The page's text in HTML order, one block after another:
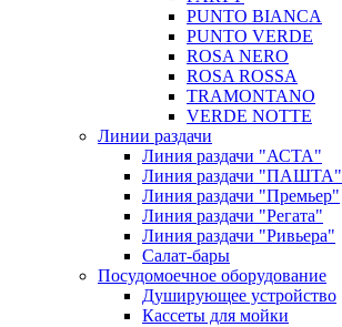
PUNTO BIANCA
PUNTO VERDE
ROSA NERO
ROSA ROSSA
TRAMONTANO
VERDE NOTTE
Линии раздачи
Линия раздачи "АСТА"
Линия раздачи "ПАШТА"
Линия раздачи "Премьер"
Линия раздачи "Регата"
Линия раздачи "Ривьера"
Салат-бары
Посудомоечное оборудование
Душирующее устройство
Кассеты для мойки